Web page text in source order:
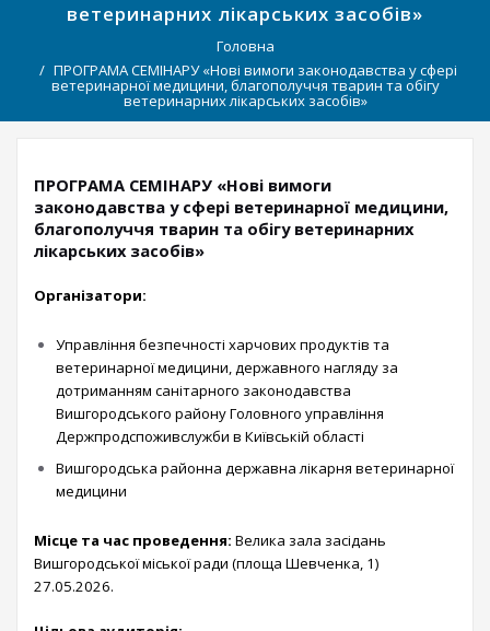
ветеринарних лікарських засобів»
Головна
ПРОГРАМА СЕМІНАРУ «Нові вимоги законодавства у сфері
ветеринарної медицини, благополуччя тварин та обігу
ветеринарних лікарських засобів»
ПРОГРАМА СЕМІНАРУ «Нові вимоги
законодавства у сфері ветеринарної медицини,
благополуччя тварин та обігу ветеринарних
лікарських засобів»
Організатори:
Управління безпечності харчових продуктів та
ветеринарної медицини, державного нагляду за
дотриманням санітарного законодавства
Вишгородського району Головного управління
Держпродспоживслужби в Київській області
Вишгородська районна державна лікарня ветеринарної
медицини
Місце та час проведення: Велика зала засідань
Вишгородської міської ради (площа Шевченка, 1)
27.05.2026.